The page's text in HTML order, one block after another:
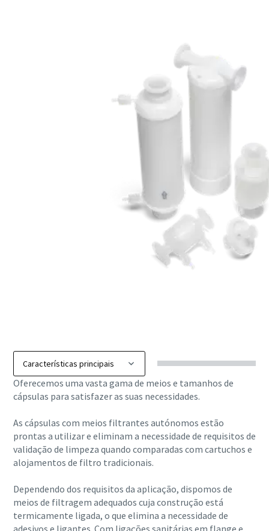
Oferecemos uma vasta gama de meios e tamanhos de
cápsulas para satisfazer as suas necessidades.
As cápsulas com meios filtrantes autónomos estão
prontas a utilizar e eliminam a necessidade de requisitos de
validação de limpeza quando comparadas com cartuchos e
alojamentos de filtro tradicionais.
Dependendo dos requisitos da aplicação, dispomos de
meios de filtragem adequados cuja construção está
termicamente ligada, o que elimina a necessidade de
adesivos e ligantes. Com ligações sanitárias em flange e